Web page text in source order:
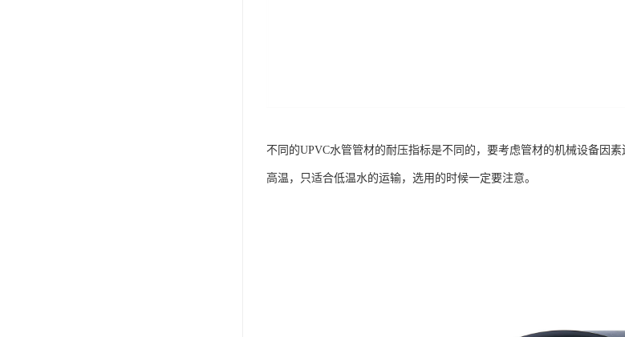
不同的UPVC水管管材的耐压指标是不同的，要考虑管材的机械设备因
高温，只适合低温水的运输，选用的时候一定要注意。